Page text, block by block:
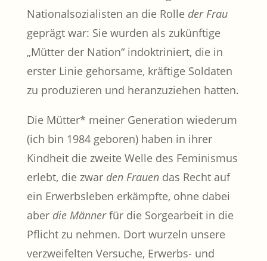
Nationalsozialisten an die Rolle der Frau
geprägt war: Sie wurden als zukünftige
„Mütter der Nation“ indoktriniert, die in
erster Linie gehorsame, kräftige Soldaten
zu produzieren und heranzuziehen hatten.
Die Mütter* meiner Generation wiederum
(ich bin 1984 geboren) haben in ihrer
Kindheit die zweite Welle des Feminismus
erlebt, die zwar den Frauendas Recht auf
ein Erwerbsleben erkämpfte, ohne dabei
aber die Männerfür die Sorgearbeit in die
Pflicht zu nehmen. Dort wurzeln unsere
verzweifelten Versuche, Erwerbs- und